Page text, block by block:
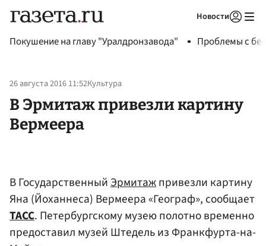
Новости
Покушение на главу "Уралдронзавода" Проблемы с
26 августа 2016 11:52Культура
В Эрмитаж привезли картину
Вермеера
В ГосударственныйЭрмитажпривезли картину
Яна (Йоханнеса) Вермеера «Географ», сообщает
ТАСС. Петербургскому музею полотно временно
предоставил музей Штедель из Франкфурта-на-